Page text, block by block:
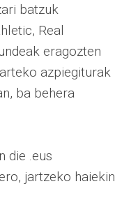
batzuk
Real
eragozten
azpiegiturak
ba behera
die .eus
jartzeko haiekin